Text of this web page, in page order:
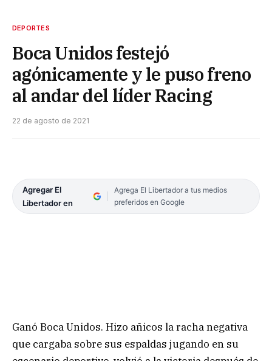
DEPORTES
Boca Unidos festejó
agónicamente y le puso freno
al andar del líder Racing
22 de agosto de 2021
Agregar El
Libertador en
Agrega El Libertador a tus medios
preferidos en Google
Ganó Boca Unidos. Hizo añicos la racha negativa
que cargaba sobre sus espaldas jugando en su